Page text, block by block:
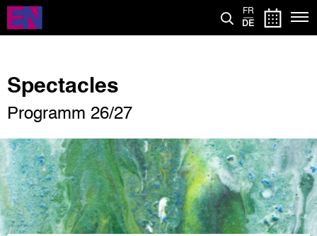
Direkt
zum
Inhalt
FR
DE
Spectacles
Programm 26/27